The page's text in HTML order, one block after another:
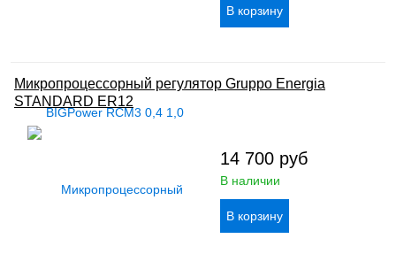
Микропроцессорный регулятор Gruppo Energia
STANDARD ER12
14 700 руб
В наличии